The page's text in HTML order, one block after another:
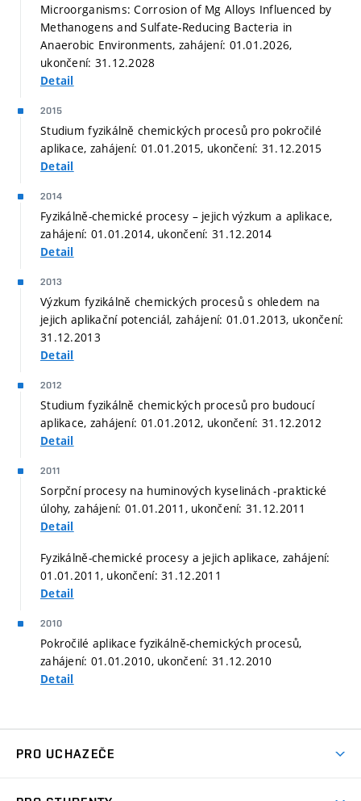
Microorganisms: Corrosion of Mg Alloys Influenced by
Methanogens and Sulfate-Reducing Bacteria in
Anaerobic Environments, zahájení: 01.01.2026,
ukončení: 31.12.2028
Detail
2015
Studium fyzikálně chemických procesů pro pokročilé
aplikace, zahájení: 01.01.2015, ukončení: 31.12.2015
Detail
2014
Fyzikálně-chemické procesy – jejich výzkum a aplikace,
zahájení: 01.01.2014, ukončení: 31.12.2014
Detail
2013
Výzkum fyzikálně chemických procesů s ohledem na
jejich aplikační potenciál, zahájení: 01.01.2013, ukončení:
31.12.2013
Detail
2012
Studium fyzikálně chemických procesů pro budoucí
aplikace, zahájení: 01.01.2012, ukončení: 31.12.2012
Detail
2011
Sorpční procesy na huminových kyselinách -praktické
úlohy, zahájení: 01.01.2011, ukončení: 31.12.2011
Detail
Fyzikálně-chemické procesy a jejich aplikace, zahájení:
01.01.2011, ukončení: 31.12.2011
Detail
2010
Pokročilé aplikace fyzikálně-chemických procesů,
zahájení: 01.01.2010, ukončení: 31.12.2010
Detail
PRO UCHAZEČE